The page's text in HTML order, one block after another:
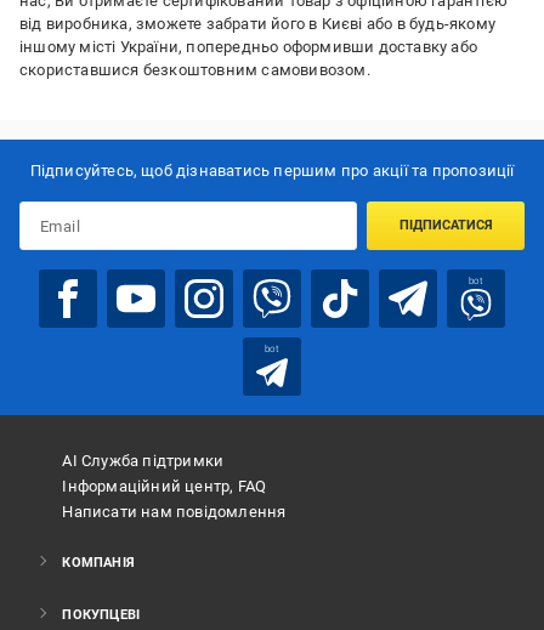
від виробника, зможете забрати його в Києві або в будь-якому
іншому місті України, попередньо оформивши доставку або
скориставшися безкоштовним самовивозом.
Підписуйтесь, щоб дізнаватись першим про акції та пропозиції
ПІДПИСАТИСЯ
bot
bot
АІ Служба підтримки
Інформаційний центр, FAQ
Написати нам повідомлення
КОМПАНІЯ
ПОКУПЦЕВІ